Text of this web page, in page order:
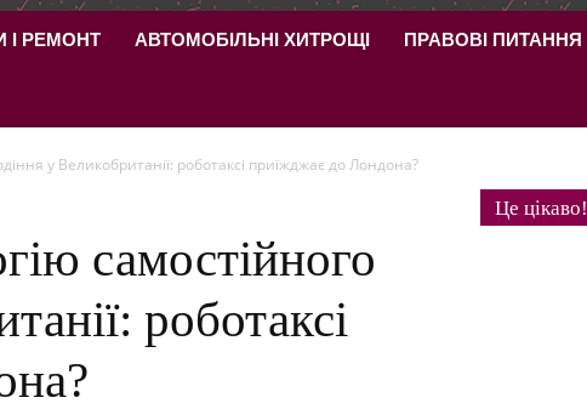
І РЕМОНТ АВТОМОБІЛЬНІ ХИТРОЩІ ПРАВОВІ ПИТАННЯ
у Великобританії: роботаксі приїжджає до Лондона?
самостійного
роботаксі
Це цікаво!